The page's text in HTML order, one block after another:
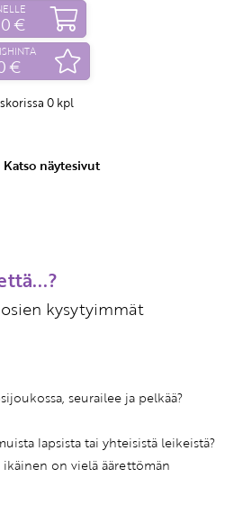
€
€
0 kpl
Katso näytesivut
kysytyimmät
seurailee ja pelkää?
lapsista tai yhteisistä leikeistä?
on vielä äärettömän